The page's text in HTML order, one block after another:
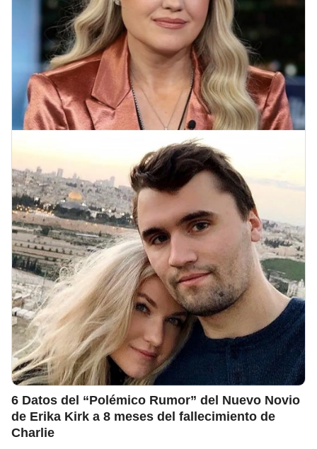
6 Datos del “Polémico Rumor” del Nuevo Novio
de Erika Kirk a 8 meses del fallecimiento de
Charlie